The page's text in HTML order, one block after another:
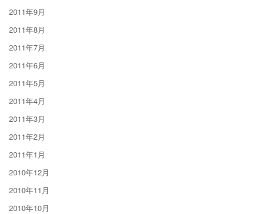
2011年9月
2011年8月
2011年7月
2011年6月
2011年5月
2011年4月
2011年3月
2011年2月
2011年1月
2010年12月
2010年11月
2010年10月